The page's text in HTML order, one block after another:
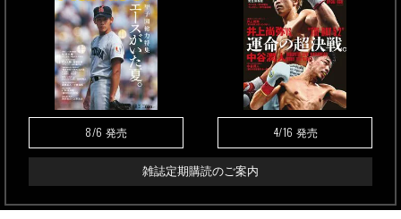
8/6 発売 4/16 発売
雑誌定期購読のご案内